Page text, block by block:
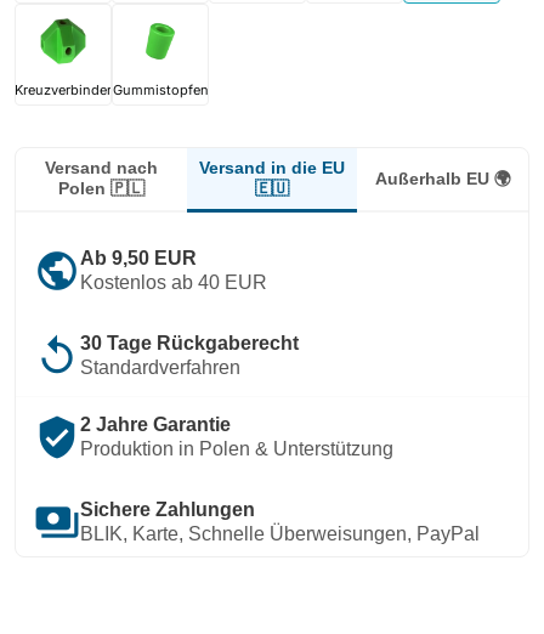
KreuzverbinderGummistopfen
Versand nach
Polen 🇵🇱
Versand in die EU
🇪🇺
Außerhalb EU 🌍
public Ab 9,50 EUR
Kostenlos ab 40 EUR
replay 30 Tage Rückgaberecht
Standardverfahren
verified_user 2 Jahre Garantie
Produktion in Polen & Unterstützung
paymentsSichere Zahlungen
BLIK, Karte, Schnelle Überweisungen, PayPal